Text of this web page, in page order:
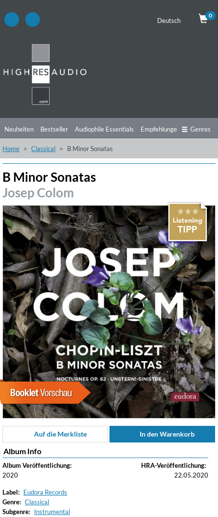
Deutsch
0
Neuheiten Bestseller Audiophile Essentials Empfehlungen
Hörtipps Top Alben Angebote Preorder
Genres
Home Classical B Minor Sonatas
B Minor Sonatas
Josep Colom
Auf die Merkliste In den Warenkorb
Album Info
Album Veröffentlichung:
2020
HRA-Veröffentlichung:
22.05.2020
Label: Eudora Records
Genre: Classical
Subgenre: Instrumental